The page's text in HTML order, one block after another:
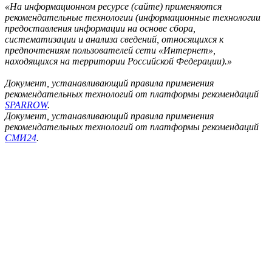
«На информационном ресурсе (сайте) применяются
рекомендательные технологии (информационные технологии
предоставления информации на основе сбора,
систематизации и анализа сведений, относящихся к
предпочтениям пользователей сети «Интернет»,
находящихся на территории Российской Федерации).»
Документ, устанавливающий правила применения
рекомендательных технологий от платформы рекомендаций
SPARROW.
Документ, устанавливающий правила применения
рекомендательных технологий от платформы рекомендаций
СМИ24.